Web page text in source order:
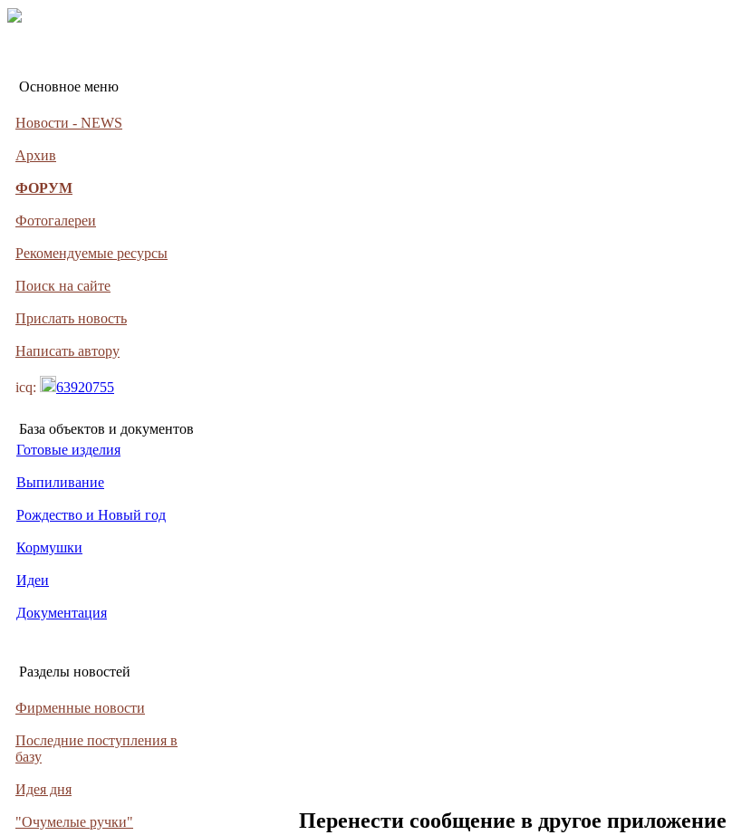
Основное меню
Новости - NEWS
Архив
ФОРУМ
Фотогалереи
Рекомендуемые ресурсы
Поиск на сайте
Прислать новость
Написать автору
icq: 63920755
База объектов и документов
Готовые изделия
Выпиливание
Рождество и Новый год
Кормушки
Идеи
Документация
Разделы новостей
Фирменные новости
Последние поступления в
базу
Идея дня
"Очумелые ручки" Перенести сообщение в другое приложение